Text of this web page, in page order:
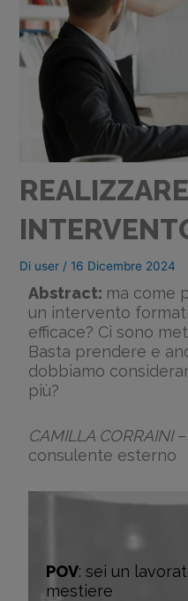
Di user / 16 Dicembre 2024
Abstract: ma come
un intervento
efficace? Ci sono
Basta prendere e
dobbiamo
più?
CAMILLA CORRAINI–
consulente esterno
POV: sei un
mestiere